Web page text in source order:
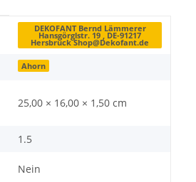
DEKOFANT Bernd Lämmerer
Hansgörglstr. 19 , DE-91217
Hersbruck Shop@Dekofant.de
Ahorn
25,00 × 16,00 × 1,50 cm
1.5
Nein